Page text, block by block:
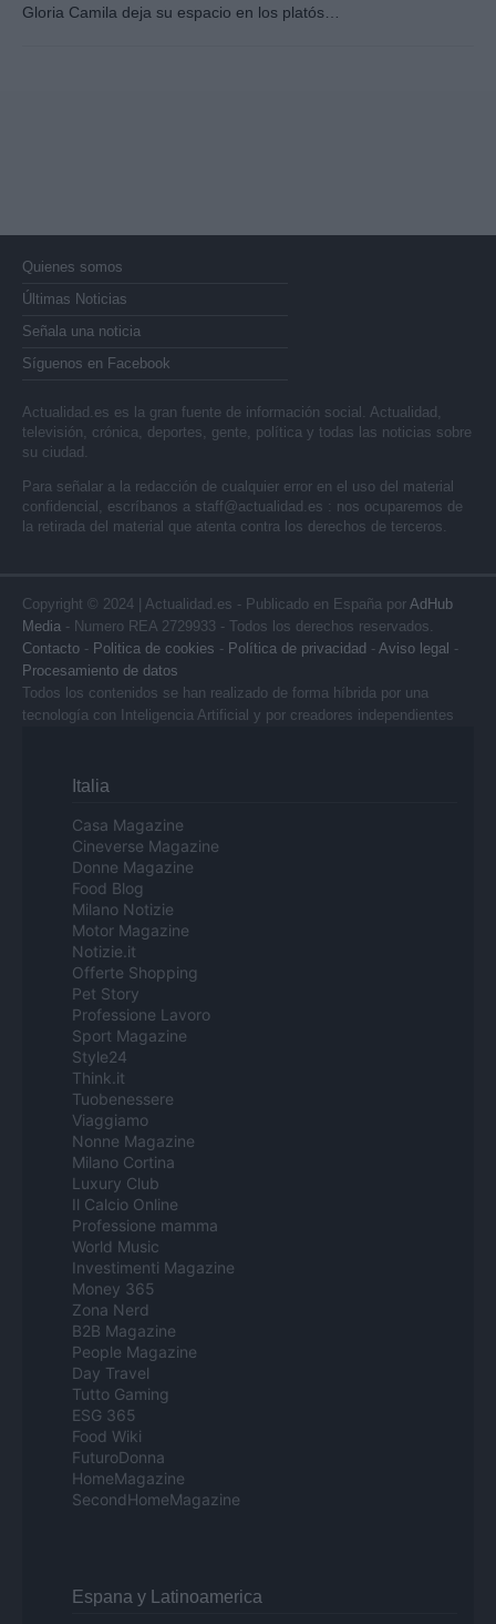
Gloria Camila deja su espacio en los platós…
Quienes somos
Últimas Noticias
Señala una noticia
Síguenos en Facebook
Actualidad.es es la gran fuente de información social. Actualidad,
televisión, crónica, deportes, gente, política y todas las noticias sobre
su ciudad.
Para señalar a la redacción de cualquier error en el uso del material
confidencial, escríbanos a staff@actualidad.es : nos ocuparemos de
la retirada del material que atenta contra los derechos de terceros.
Copyright © 2024 | Actualidad.es - Publicado en España por AdHub
Media - Numero REA 2729933 - Todos los derechos reservados.
Contacto - Politica de cookies - Política de privacidad - Aviso legal -
Procesamiento de datos
Todos los contenidos se han realizado de forma híbrida por una
tecnología con Inteligencia Artificial y por creadores independientes
Italia
Casa Magazine
Cineverse Magazine
Donne Magazine
Food Blog
Milano Notizie
Motor Magazine
Notizie.it
Offerte Shopping
Pet Story
Professione Lavoro
Sport Magazine
Style24
Think.it
Tuobenessere
Viaggiamo
Nonne Magazine
Milano Cortina
Luxury Club
Il Calcio Online
Professione mamma
World Music
Investimenti Magazine
Money 365
Zona Nerd
B2B Magazine
People Magazine
Day Travel
Tutto Gaming
ESG 365
Food Wiki
FuturoDonna
HomeMagazine
SecondHomeMagazine
Espana y Latinoamerica